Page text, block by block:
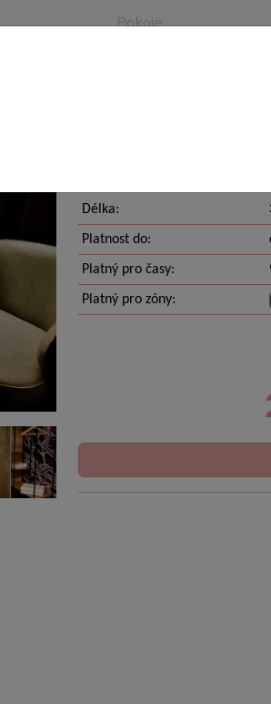
Pokoje
Délka:
Platnost do:
Platný pro časy:
Platný pro zóny: